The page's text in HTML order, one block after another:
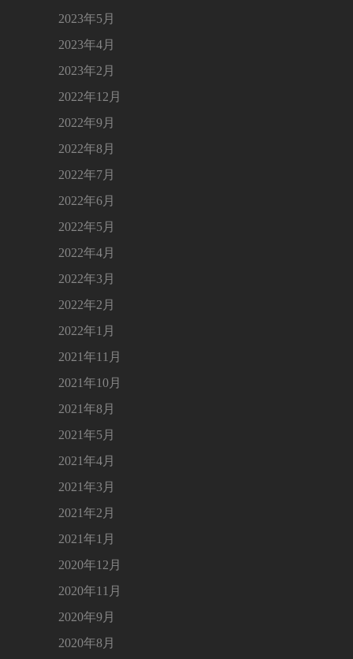
2023年5月
2023年4月
2023年2月
2022年12月
2022年9月
2022年8月
2022年7月
2022年6月
2022年5月
2022年4月
2022年3月
2022年2月
2022年1月
2021年11月
2021年10月
2021年8月
2021年5月
2021年4月
2021年3月
2021年2月
2021年1月
2020年12月
2020年11月
2020年9月
2020年8月